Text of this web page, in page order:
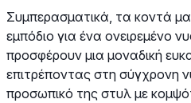
Συμπερασματικά, τα κοντά
εμπόδιο για ένα ονειρεμένο
προσφέρουν μια μοναδική
επιτρέποντας στη σύγχρονη
προσωπικό της στυλ με